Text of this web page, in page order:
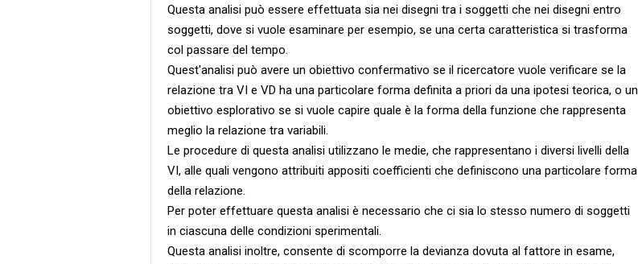
Questa analisi può essere effettuata sia nei disegni tra i soggetti che nei disegni entro
soggetti, dove si vuole esaminare per esempio, se una certa caratteristica si trasforma
col passare del tempo.
Quest'analisi può avere un obiettivo confermativo se il ricercatore vuole verificare se la
relazione tra VI e VD ha una particolare forma definita a priori da una ipotesi teorica, o un
obiettivo esplorativo se si vuole capire quale è la forma della funzione che rappresenta
meglio la relazione tra variabili.
Le procedure di questa analisi utilizzano le medie, che rappresentano i diversi livelli della
VI, alle quali vengono attribuiti appositi coefficienti che definiscono una particolare forma
della relazione.
Per poter effettuare questa analisi è necessario che ci sia lo stesso numero di soggetti
in ciascuna delle condizioni sperimentali.
Questa analisi inoltre, consente di scomporre la devianza dovuta al fattore in esame,